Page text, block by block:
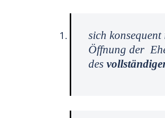
sich
Öffnung der
des